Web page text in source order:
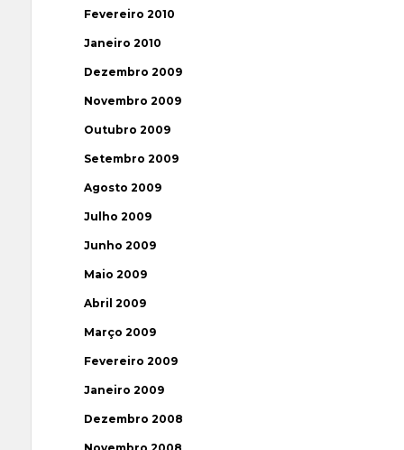
Fevereiro 2010
Janeiro 2010
Dezembro 2009
Novembro 2009
Outubro 2009
Setembro 2009
Agosto 2009
Julho 2009
Junho 2009
Maio 2009
Abril 2009
Março 2009
Fevereiro 2009
Janeiro 2009
Dezembro 2008